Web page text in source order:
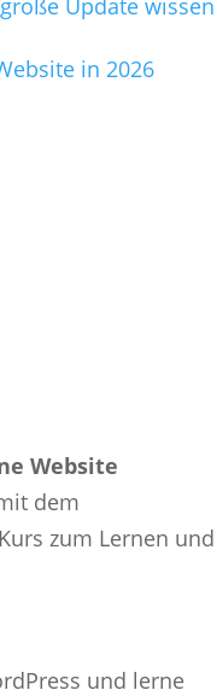
Update wissen
in 2026
Website
dem
zum Lernen und
und lerne